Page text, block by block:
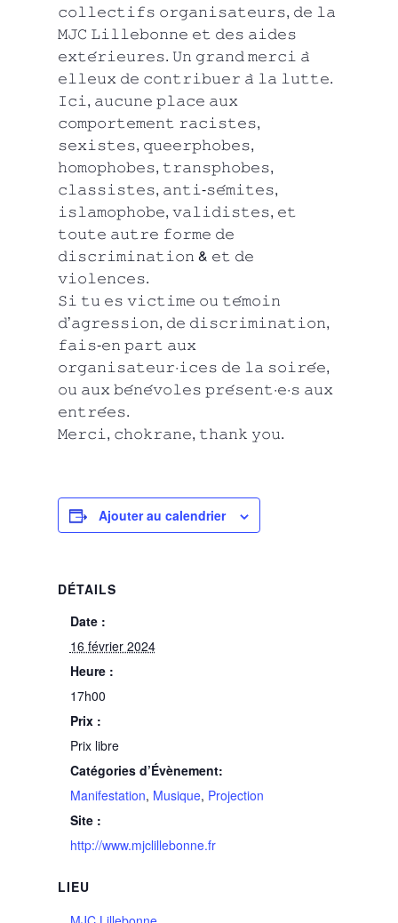
𝚌𝚘𝚕𝚕𝚎𝚌𝚝𝚒𝚏𝚜 𝚘𝚛𝚐𝚊𝚗𝚒𝚜𝚊𝚝𝚎𝚞𝚛𝚜, 𝚍𝚎 𝚕𝚊
𝙼𝙹𝙲 𝙻𝚒𝚕𝚕𝚎𝚋𝚘𝚗𝚗𝚎 𝚎𝚝 𝚍𝚎𝚜 𝚊𝚒𝚍𝚎𝚜
𝚎𝚡𝚝𝚎́𝚛𝚒𝚎𝚞𝚛𝚎𝚜. 𝚄𝚗 𝚐𝚛𝚊𝚗𝚍 𝚖𝚎𝚛𝚌𝚒 𝚊̀
𝚎𝚕𝚕𝚎𝚞𝚡 𝚍𝚎 𝚌𝚘𝚗𝚝𝚛𝚒𝚋𝚞𝚎𝚛 𝚊̀ 𝚕𝚊 𝚕𝚞𝚝𝚝𝚎.
𝙸𝚌𝚒, 𝚊𝚞𝚌𝚞𝚗𝚎 𝚙𝚕𝚊𝚌𝚎 𝚊𝚞𝚡
𝚌𝚘𝚖𝚙𝚘𝚛𝚝𝚎𝚖𝚎𝚗𝚝 𝚛𝚊𝚌𝚒𝚜𝚝𝚎𝚜,
𝚜𝚎𝚡𝚒𝚜𝚝𝚎𝚜, 𝚚𝚞𝚎𝚎𝚛𝚙𝚑𝚘𝚋𝚎𝚜,
𝚑𝚘𝚖𝚘𝚙𝚑𝚘𝚋𝚎𝚜, 𝚝𝚛𝚊𝚗𝚜𝚙𝚑𝚘𝚋𝚎𝚜,
𝚌𝚕𝚊𝚜𝚜𝚒𝚜𝚝𝚎𝚜, 𝚊𝚗𝚝𝚒-𝚜𝚎́𝚖𝚒𝚝𝚎𝚜,
𝚒𝚜𝚕𝚊𝚖𝚘𝚙𝚑𝚘𝚋𝚎, 𝚟𝚊𝚕𝚒𝚍𝚒𝚜𝚝𝚎𝚜, 𝚎𝚝
𝚝𝚘𝚞𝚝𝚎 𝚊𝚞𝚝𝚛𝚎 𝚏𝚘𝚛𝚖𝚎 𝚍𝚎
𝚍𝚒𝚜𝚌𝚛𝚒𝚖𝚒𝚗𝚊𝚝𝚒𝚘𝚗 & 𝚎𝚝 𝚍𝚎
𝚟𝚒𝚘𝚕𝚎𝚗𝚌𝚎𝚜.
𝚂𝚒 𝚝𝚞 𝚎𝚜 𝚟𝚒𝚌𝚝𝚒𝚖𝚎 𝚘𝚞 𝚝𝚎́𝚖𝚘𝚒𝚗
𝚍’𝚊𝚐𝚛𝚎𝚜𝚜𝚒𝚘𝚗, 𝚍𝚎 𝚍𝚒𝚜𝚌𝚛𝚒𝚖𝚒𝚗𝚊𝚝𝚒𝚘𝚗,
𝚏𝚊𝚒𝚜-𝚎𝚗 𝚙𝚊𝚛𝚝 𝚊𝚞𝚡
𝚘𝚛𝚐𝚊𝚗𝚒𝚜𝚊𝚝𝚎𝚞𝚛·𝚒𝚌𝚎𝚜 𝚍𝚎 𝚕𝚊 𝚜𝚘𝚒𝚛𝚎́𝚎,
𝚘𝚞 𝚊𝚞𝚡 𝚋𝚎́𝚗𝚎́𝚟𝚘𝚕𝚎𝚜 𝚙𝚛𝚎́𝚜𝚎𝚗𝚝·𝚎·𝚜 𝚊𝚞𝚡
𝚎𝚗𝚝𝚛𝚎́𝚎𝚜.
𝙼𝚎𝚛𝚌𝚒, 𝚌𝚑𝚘𝚔𝚛𝚊𝚗𝚎, 𝚝𝚑𝚊𝚗𝚔 𝚢𝚘𝚞.
Ajouter au calendrier
DÉTAILS
Date :
16 février 2024
Heure :
17h00
Prix :
Prix libre
Catégories d’Évènement:
Manifestation, Musique, Projection
Site :
http://www.mjclillebonne.fr
LIEU